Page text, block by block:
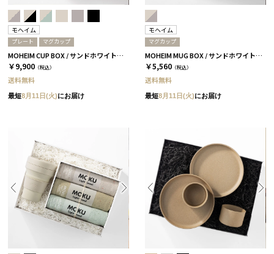
モヘイム
プレート マグカップ
MOHEIM CUP BOX / サンドホワイト＆ブラック［モヘイム］
￥9,900 （税込）
送料無料
最短8月11日(火)にお届け
モヘイム
マグカップ
MOHEIM MUG BOX / サンドホワイト＆グレー［モヘイム］
￥5,560 （税込）
送料無料
最短8月11日(火)にお届け